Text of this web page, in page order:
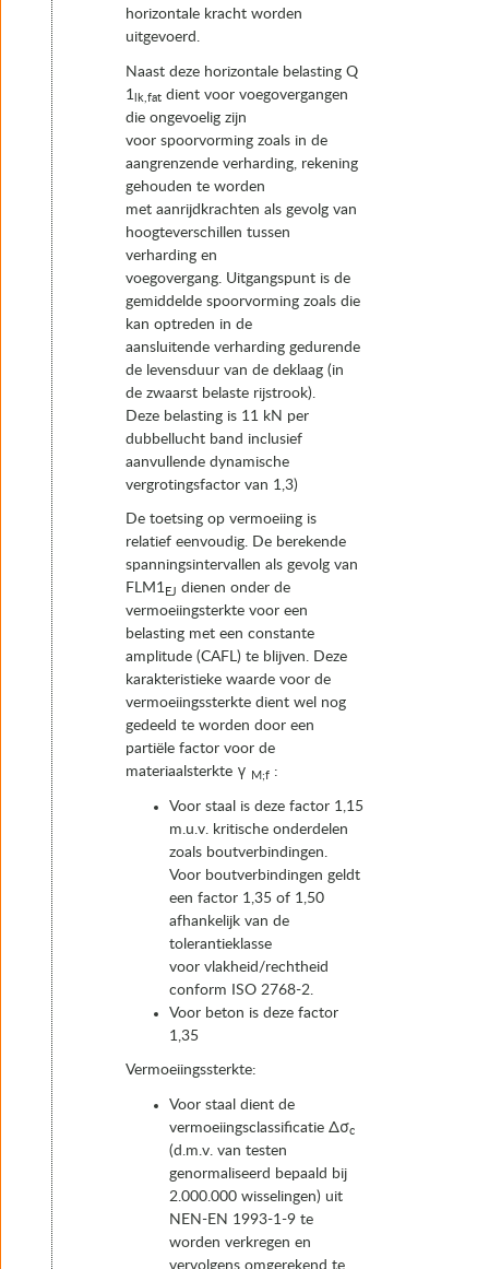
horizontale kracht worden
uitgevoerd.
Naast deze horizontale belasting Q
1
lk,fat dient voor voegovergangen
die ongevoelig zijn
voor spoorvorming zoals in de
aangrenzende verharding, rekening
gehouden te worden
met aanrijdkrachten als gevolg van
hoogteverschillen tussen
verharding en
voegovergang. Uitgangspunt is de
gemiddelde spoorvorming zoals die
kan optreden in de
aansluitende verharding gedurende
de levensduur van de deklaag (in
de zwaarst belaste rijstrook).
Deze belasting is 11 kN per
dubbellucht band inclusief
aanvullende dynamische
vergrotingsfactor van 1,3)
De toetsing op vermoeiing is
relatief eenvoudig. De berekende
spanningsintervallen als gevolg van
FLM1 EJ dienen onder de
vermoeiingsterkte voor een
belasting met een constante
amplitude (CAFL) te blijven. Deze
karakteristieke waarde voor de
vermoeiingssterkte dient wel nog
gedeeld te worden door een
partiële factor voor de
materiaalsterkte γ
M;f :
Voor staal is deze factor 1,15
m.u.v. kritische onderdelen
zoals boutverbindingen.
Voor boutverbindingen geldt
een factor 1,35 of 1,50
afhankelijk van de
tolerantieklasse
voor vlakheid/rechtheid
conform ISO 2768-2.
Voor beton is deze factor
1,35
Vermoeiingssterkte:
Voor staal dient de
vermoeiingsclassificatie Δσc
(d.m.v. van testen
genormaliseerd bepaald bij
2.000.000 wisselingen) uit
NEN-EN 1993-1-9 te
worden verkregen en
vervolgens omgerekend te